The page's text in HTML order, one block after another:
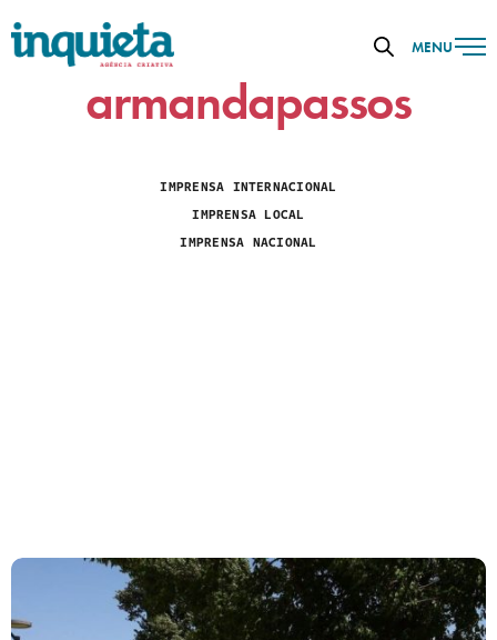
MENU
armandapassos
IMPRENSA INTERNACIONAL
IMPRENSA LOCAL
IMPRENSA NACIONAL